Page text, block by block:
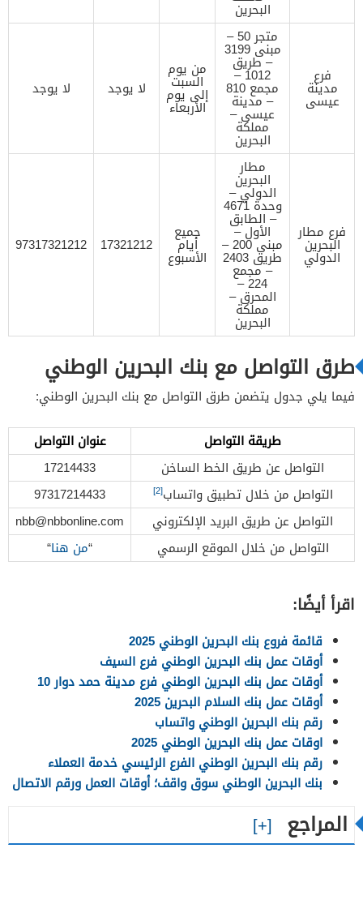
البحرين
فرع
مدينة
عيسى
متجر 50 –
مبنى 3199
– طريق
1012 –
مجمع 810
– مدينة
عيسى –
مملكة
البحرين
من يوم
السبت
إلى يوم
الأربعاء
لا يوجد لا يوجد
فرع مطار
البحرين
الدولي
مطار
البحرين
الدولي –
وحدة 4671
– الطابق
الأول –
مبنى 200 –
طريق 2403
– مجمع
224 –
المحرق –
مملكة
البحرين
جميع
أيام
الأسبوع
17321212
97317321212
طرق التواصل مع بنك البحرين الوطني
فيما يلي جدول يتضمن طرق التواصل مع بنك البحرين الوطني:
طريقة التواصل
عنوان التواصل
التواصل عن طريق الخط الساخن
17214433
التواصل من خلال تطبيق واتساب[2]
97317214433
التواصل عن طريق البريد الإلكتروني
nbb@nbbonline.com
التواصل من خلال الموقع الرسمي
“من هنا“
اقرأ أيضًا:
قائمة فروع بنك البحرين الوطني 2025
أوقات عمل بنك البحرين الوطني فرع السيف
أوقات عمل بنك البحرين الوطني فرع مدينة حمد دوار 10
أوقات عمل بنك السلام البحرين 2025
رقم بنك البحرين الوطني واتساب
اوقات عمل بنك البحرين الوطني 2025
رقم بنك البحرين الوطني الفرع الرئيسي خدمة العملاء
بنك البحرين الوطني سوق واقف؛ أوقات العمل ورقم الاتصال
المراجع